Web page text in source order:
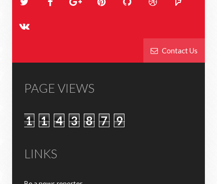
Contact Us
PAGE VIEWS
1 1 4 3 8 7 9
LINKS